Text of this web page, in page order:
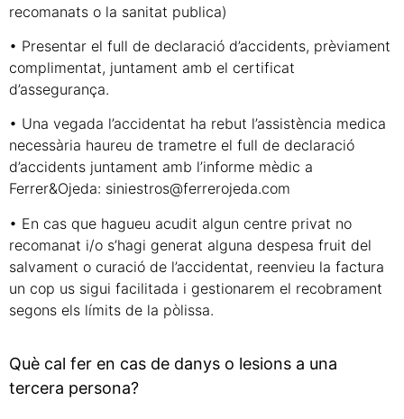
recomanats o la sanitat publica)
• Presentar el full de declaració d’accidents, prèviament
complimentat, juntament amb el certificat
d’assegurança.
• Una vegada l’accidentat ha rebut l’assistència medica
necessària haureu de trametre el full de declaració
d’accidents juntament amb l’informe mèdic a
Ferrer&Ojeda: siniestros@ferrerojeda.com
• En cas que hagueu acudit algun centre privat no
recomanat i/o s’hagi generat alguna despesa fruit del
salvament o curació de l’accidentat, reenvieu la factura
un cop us sigui facilitada i gestionarem el recobrament
segons els límits de la pòlissa.
Què cal fer en cas de danys o lesions a una
tercera persona?